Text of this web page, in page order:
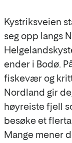
Kystriksveien
seg opp langs
ender i Bodø.
fiskevær og
Nordland gir
høyreiste fjell
besøke et
Mange mener